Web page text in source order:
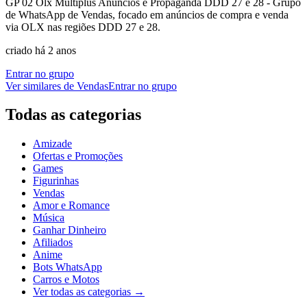
de WhatsApp de Vendas, focado em anúncios de compra e venda
via OLX nas regiões DDD 27 e 28.
criado há 2 anos
Entrar no grupo
Ver similares de VendasEntrar no grupo
Todas as categorias
Amizade
Ofertas e Promoções
Games
Figurinhas
Vendas
Amor e Romance
Música
Ganhar Dinheiro
Afiliados
Anime
Bots WhatsApp
Carros e Motos
Ver todas as categorias →